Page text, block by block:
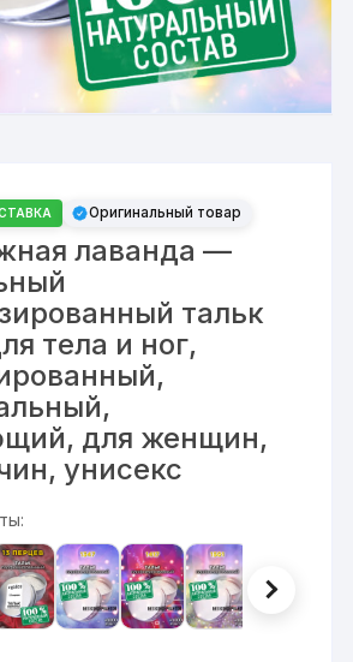
Оригинальный товар
лаванда —
тальк
тела и ног,
для женщин,
унисекс